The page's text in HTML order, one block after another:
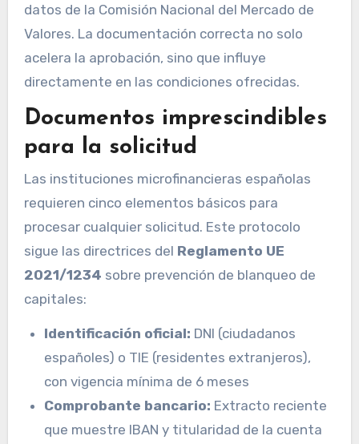
datos de la Comisión Nacional del Mercado de
Valores. La documentación correcta no solo
acelera la aprobación, sino que influye
directamente en las condiciones ofrecidas.
Documentos imprescindibles
para la solicitud
Las instituciones microfinancieras españolas
requieren cinco elementos básicos para
procesar cualquier solicitud. Este protocolo
sigue las directrices del Reglamento UE
2021/1234 sobre prevención de blanqueo de
capitales:
Identificación oficial: DNI (ciudadanos
españoles) o TIE (residentes extranjeros),
con vigencia mínima de 6 meses
Comprobante bancario: Extracto reciente
que muestre IBAN y titularidad de la cuenta